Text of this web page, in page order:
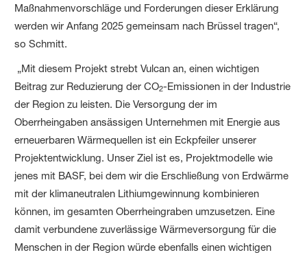
Maßnahmenvorschläge und Forderungen dieser Erklärung
werden wir Anfang 2025 gemeinsam nach Brüssel tragen“,
so Schmitt.
„Mit diesem Projekt strebt Vulcan an, einen wichtigen
Beitrag zur Reduzierung der CO2-Emissionen in der Industrie
der Region zu leisten. Die Versorgung der im
Oberrheingaben ansässigen Unternehmen mit Energie aus
erneuerbaren Wärmequellen ist ein Eckpfeiler unserer
Projektentwicklung. Unser Ziel ist es, Projektmodelle wie
jenes mit BASF, bei dem wir die Erschließung von Erdwärme
mit der klimaneutralen Lithiumgewinnung kombinieren
können, im gesamten Oberrheingraben umzusetzen. Eine
damit verbundene zuverlässige Wärmeversorgung für die
Menschen in der Region würde ebenfalls einen wichtigen